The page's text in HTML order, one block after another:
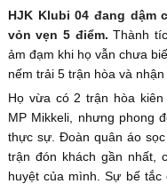
HJK Klubi 04 đang dậm
vỏn vẹn 5 điểm. Thành
ảm đạm khi họ vẫn chưa
nếm trải 5 trận hòa và nhận
Họ vừa có 2 trận hòa
MP Mikkeli, nhưng phong
thực sự. Đoàn quân áo
trận đón khách gần nhất,
huyệt của mình. Sự bế